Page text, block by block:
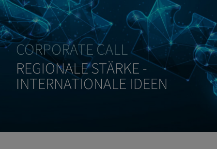
CORPORATE CALL
REGIONALE STÄRKE -
INTERNATIONALE IDEEN